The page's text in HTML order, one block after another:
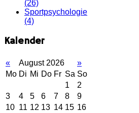
(26)
Sportpsychologie
(4)
Kalender
« August 2026
»
Mo Di Mi Do Fr Sa So
1
2
3
4 5 6 7 8
9
10 11 12 13 14 15 16